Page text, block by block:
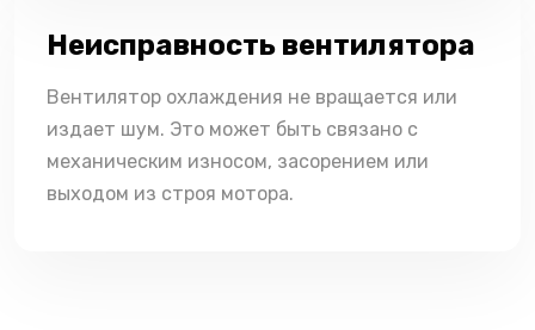
Неисправность вентилятора
Вентилятор охлаждения не вращается или
издает шум. Это может быть связано с
механическим износом, засорением или
выходом из строя мотора.